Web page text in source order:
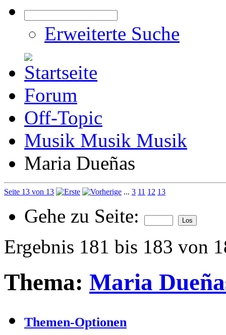
Erweiterte Suche
Forum
Off-Topic
Musik Musik Musik
Maria Dueñas
Seite 13 von 13 ... 3 11 12 13
Gehe zu Seite:
Ergebnis 181 bis 183 von
Thema: Maria
Themen-Optionen